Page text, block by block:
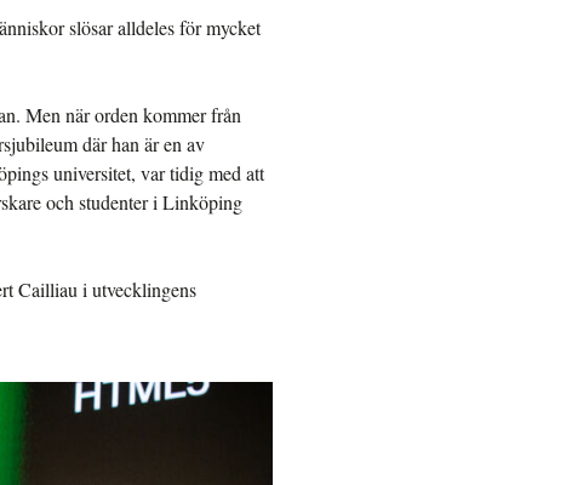
slösar alldeles för mycket
Men när orden kommer från
där han är en av
universitet, var tidig med att
och studenter i Linköping
Cailliau i utvecklingens